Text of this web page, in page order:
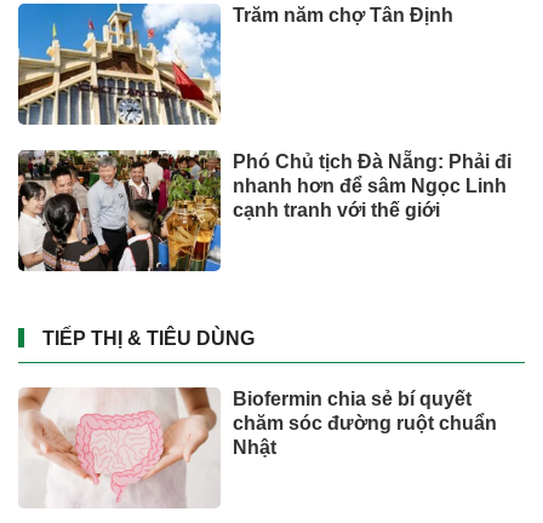
Trăm năm chợ Tân Định
Phó Chủ tịch Đà Nẵng: Phải đi
nhanh hơn để sâm Ngọc Linh
cạnh tranh với thế giới
TIẾP THỊ & TIÊU DÙNG
Biofermin chia sẻ bí quyết
chăm sóc đường ruột chuẩn
Nhật